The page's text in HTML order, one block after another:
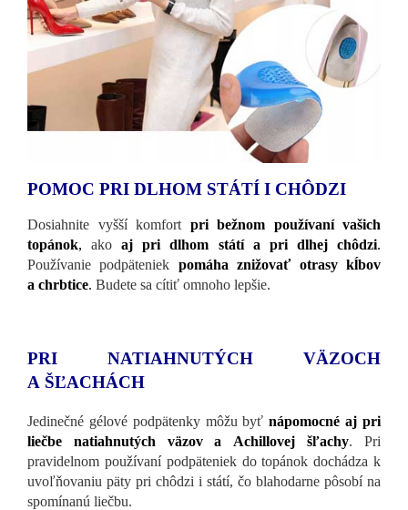
POMOC PRI DLHOM STÁTÍ I CHÔDZI
Dosiahnite vyšší komfort pri bežnom používaní vašich
topánok, akoaj pri dlhom státí a pri dlhej chôdzi.
Používanie podpäteniek pomáha znižovať otrasy kĺbov
a chrbtice. Budete sa cítiť omnoho lepšie.
PRI NATIAHNUTÝCH VÄZOCH
A ŠĽACHÁCH
Jedinečné gélové podpätenky môžu byť nápomocné aj pri
liečbe natiahnutých väzov a Achillovej šľachy. Pri
pravidelnom používaní podpäteniek do topánok dochádza k
uvoľňovaniu päty pri chôdzi i státí, čo blahodarne pôsobí na
spomínanú liečbu.